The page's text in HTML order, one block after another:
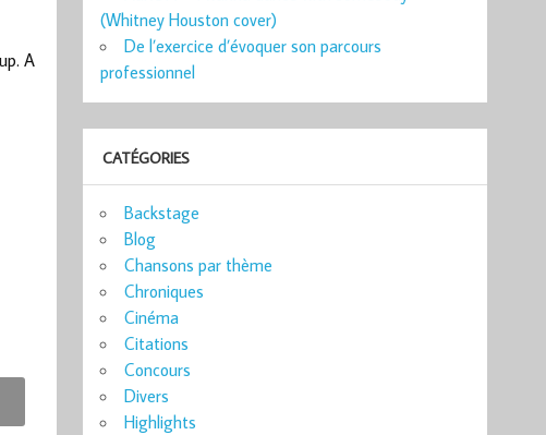
A
(Whitney Houston cover)
De l’exercice d’évoquer son parcours
professionnel
CATÉGORIES
Backstage
Blog
Chansons par thème
Chroniques
Cinéma
Citations
Concours
Divers
Highlights